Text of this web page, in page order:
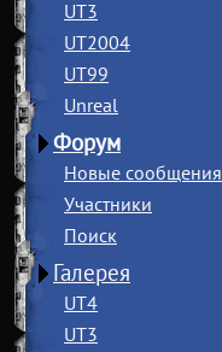
UT3
UT2004
UT99
Unreal
Форум
Новые сообщения
Участники
Поиск
Галерея
UT4
UT3